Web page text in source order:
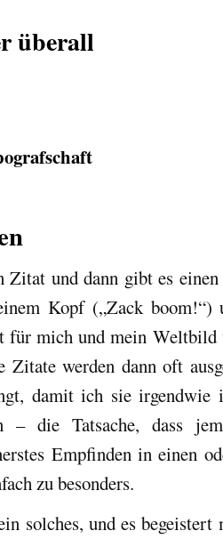
Zitat und dann gibt es einen
Kopf („Zack boom!“)
für mich und mein
Zitate werden dann oft
damit ich sie irgendwie
– die Tatsache, dass
Empfinden in einen
zu besonders.
solches, und es begeistert